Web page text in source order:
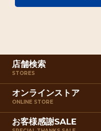
店舗検索
STORES
オンラインストア
ONLINE STORE
お客様感謝SALE